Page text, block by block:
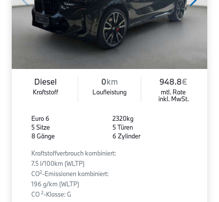
Diesel
Kraftstoff
0km
Laufleistung
948.8€
mtl. Rate
inkl. MwSt.
Euro 6
5 Sitze
8 Gänge
2320kg
5 Türen
6 Zylinder
Kraftstoffverbrauch kombiniert:
7.5 l/100km (WLTP)
CO2-Emissionen kombiniert:
196 g/km (WLTP)
CO 2-Klasse: G